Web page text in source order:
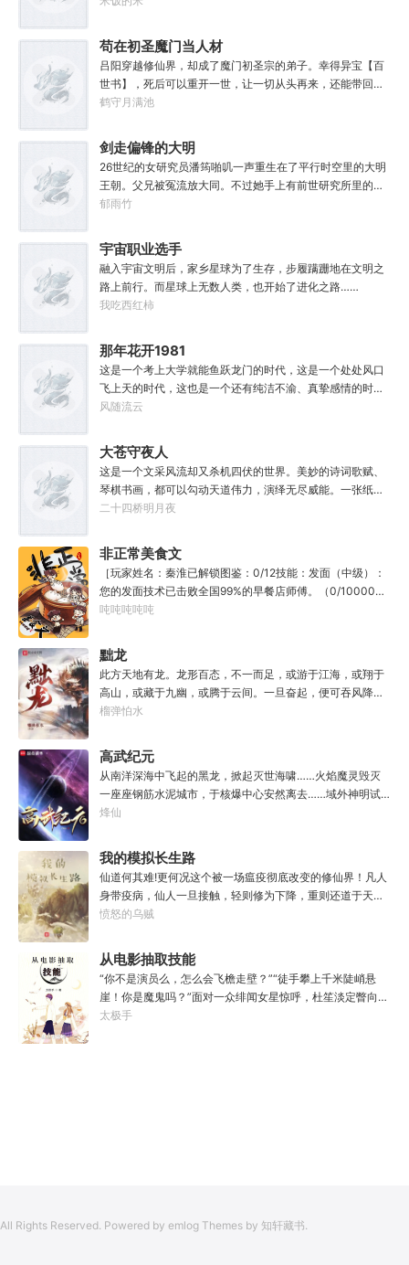
他也没什么大理想大志向，只想挽回遗憾，跟老婆好好过日
子，一家子平安喜乐就好。
苟在初圣魔门当人材
吕阳穿越修仙界，却成了魔门初圣宗的弟子。幸得异宝【百
世书】，死后可以重开一世，让一切从头再来，还能带回前
世的宝物，修为，寿命，甚至觉醒特殊的天赋。奈何次数有
定先在魔门苟住，一世世苦修，不成仙不出山，奈何魔门凶
险异常，遍地都是人材。第一世，吕阳惨遭师姐暗算。第二
世，好不容易反杀师姐，又遭师兄毒手。第三世，第四
世……直到百世之后，再回首，吕阳才发现自己已经成为了
一代魔道巨擘，初圣宗里最畜生的那一个。“魔门个个都是人
鹤守月满池
剑走偏锋的大明
26世纪的女研究员潘筠啪叽一声重生在了平行时空里的大明
王朝。父兄被冤流放大同。不过她手上有前世研究所里的镇
馆神器——灵境！为救家人，潘筠化身道观小道士，仗剑提
度牒。潘筠大剑拍上去：闭嘴，信不信扣你鱼仔。
郁雨竹
宇宙职业选手
融入宇宙文明后，家乡星球为了生存，步履蹒跚地在文明之
路上前行。而星球上无数人类，也开始了进化之路……
我吃西红柿
那年花开1981
这是一个考上大学就能鱼跃龙门的时代，这是一个处处风口
飞上天的时代，这也是一个还有纯洁不渝、真挚感情的时
代；只不过李野刚刚来到这个时代，却被劝着放弃高考进厂
冲刺型选手会考不上？那岂不是辜负了那么多年体育老师的
教导？”
风随流云
大苍守夜人
这是一个文采风流却又杀机四伏的世界。美妙的诗词歌赋、
琴棋书画，都可以勾动天道伟力，演绎无尽威能。一张纸可
封万载凶谷，一滴墨可将三千里海域化为永夜。林苏进入这
人毕生难以触摸的天花板，敢与诸子百家圣人争道。精智
计，察人心，演绎兵法三十六计，弹指间可换一国之君。不
知者谓他情种，知他者，言他为真性情。
二十四桥明月夜
非正常美食文
［玩家姓名：秦淮已解锁图鉴：0/12技能：发面（中级）：
您的发面技术已击败全国99%的早餐店师傅。（0/10000）
调馅（高级）：您的调馅水平已击败全国100%的早餐店师
的那一刻，美食文主角迎来了他加载成功的系统。秦淮：美
食文，早说呀，这个他熟！后来——秦淮发现这好像不是个
单纯的美食文系统。好像还加了些奇奇怪怪的东西。连带着
他看邻居、朋友、客人、员工都不太像人……不过没事。遇
事不决，先吃一口！.游戏说明：1.本游戏自由度极高，请玩
力解锁图鉴。3.一切解释归游戏所有。
吨吨吨吨吨
黜龙
此方天地有龙。龙形百态，不一而足，或游于江海，或翔于
高山，或藏于九幽，或腾于云间。一旦奋起，便可吞风降
雪，引江划河，落雷喷火，分山避海。此处人间也有龙。人
之志。一时机发，便可翻云覆雨，决势分野，定鼎问道，证
位成龙。作为一个迷路的穿越者，张行一开始也想成龙，但
后来，他发现这个行当卷的太厉害了，就决定改行，去黜落
群龙。所谓行尽天下路，使天地处处通，黜遍天下龙，使世
间人人可为龙。
榴弹怕水
高武纪元
从南洋深海中飞起的黑龙，掀起灭世海啸……火焰魔灵毁灭
一座座钢筋水泥城市，于核爆中心安然离去……域外神明试
图统治整片星海……这是人类科技高度发达的未来世界。也
源，心怀能观想星海的奇异神宫，在这个世界艰难前行。多
年以后。“我现在的飞行速度是122682米/每秒，力量爆发
是……”李源在距蓝星表层约180公里的大气层中极速飞行，
冰冷眸子盯着昏暗虚空尽头那条形似神话传说中神龙的庞然
大物：“你，应该是所有入侵半神生命体中最强的一个
烽仙
我的模拟长生路
仙道何其难!更何况这个被一场瘟疫彻底改变的修仙界！凡人
身带疫病，仙人一旦接触，轻则修为下降，重则还道于天，
于是仙凡永隔；仙法不可同修，整个修仙界成为了一个巨大
凡尘中打滚，蹉跎一生。好在临终之时终于觉醒异宝，能够
化真为假，将真实的人生转为黄粱一梦，重回刚穿越之时！
于是，李凡开始了他的漫漫长生路！第二世，李凡历时五十
载终权倾天下，但却遍寻世间而不见仙踪。只在人生的末尾
得见仙人痕迹。第三世，李凡殚精竭虑、百般谋划，却终抵
愤怒的乌贼
从电影抽取技能
“你不是演员么，怎么会飞檐走壁？”“徒手攀上千米陡峭悬
崖！你是魔鬼吗？”面对一众绯闻女星惊呼，杜笙淡定瞥向从
影片中获得的绝技：【龙象般若功（紫）：十龙十象之力，
太极手
All Rights Reserved. Powered by emlog Themes by 知轩藏书.